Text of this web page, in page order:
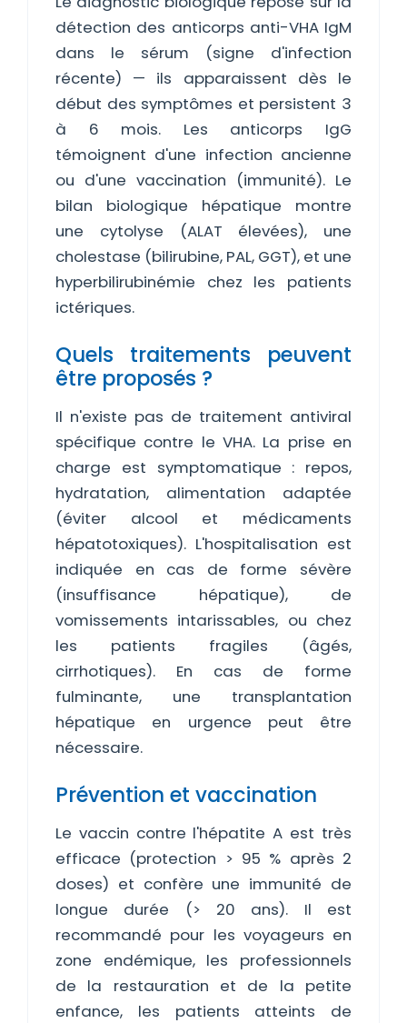
détection des anticorps anti-VHA IgM
dans le sérum (signe d'infection
récente) — ils apparaissent dès le
début des symptômes et persistent 3
à 6 mois. Les anticorps IgG
témoignent d'une infection ancienne
ou d'une vaccination (immunité). Le
bilan biologique hépatique montre
une cytolyse (ALAT élevées), une
cholestase (bilirubine, PAL, GGT), et une
hyperbilirubinémie chez les patients
ictériques.
Quels traitements peuvent
être proposés ?
Il n'existe pas de traitement antiviral
spécifique contre le VHA. La prise en
charge est symptomatique : repos,
hydratation, alimentation adaptée
(éviter alcool et médicaments
hépatotoxiques). L'hospitalisation est
indiquée en cas de forme sévère
(insuffisance hépatique), de
vomissements intarissables, ou chez
les patients fragiles (âgés,
cirrhotiques). En cas de forme
fulminante, une transplantation
hépatique en urgence peut être
nécessaire.
Prévention et vaccination
Le vaccin contre l'hépatite A est très
efficace (protection > 95 % après 2
doses) et confère une immunité de
longue durée (> 20 ans). Il est
recommandé pour les voyageurs en
zone endémique, les professionnels
de la restauration et de la petite
enfance, les patients atteints de